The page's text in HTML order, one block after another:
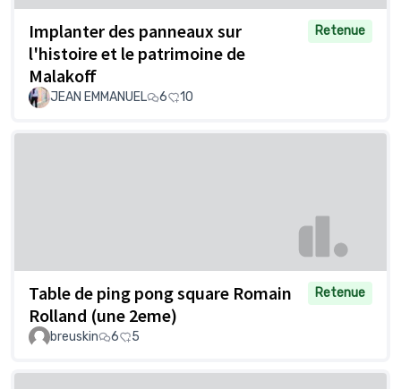
Implanter des panneaux sur
l'histoire et le patrimoine de
Malakoff
Retenue
JEAN EMMANUEL 6 10
Table de ping pong square Romain
Rolland (une 2eme)
Retenue
breuskin 6 5